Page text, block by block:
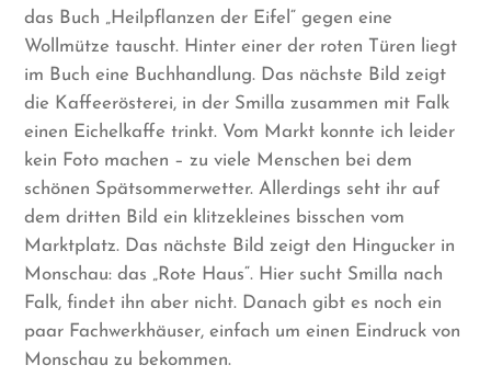
das Buch „Heilpflanzen der Eifel“ gegen eine
Wollmütze tauscht. Hinter einer der roten Türen liegt
im Buch eine Buchhandlung. Das nächste Bild zeigt
die Kaffeerösterei, in der Smilla zusammen mit Falk
einen Eichelkaffe trinkt. Vom Markt konnte ich leider
kein Foto machen – zu viele Menschen bei dem
schönen Spätsommerwetter. Allerdings seht ihr auf
dem dritten Bild ein klitzekleines bisschen vom
Marktplatz. Das nächste Bild zeigt den Hingucker in
Monschau: das „Rote Haus“. Hier sucht Smilla nach
Falk, findet ihn aber nicht. Danach gibt es noch ein
paar Fachwerkhäuser, einfach um einen Eindruck von
Monschau zu bekommen.